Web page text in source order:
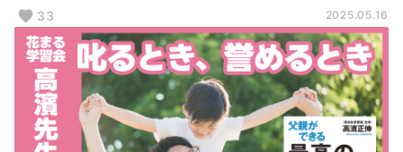
33 2025.05.16